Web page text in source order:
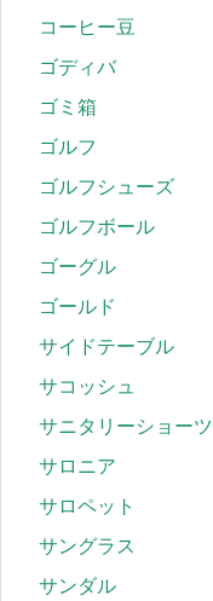
コーヒー豆
ゴディバ
ゴミ箱
ゴルフ
ゴルフシューズ
ゴルフボール
ゴーグル
ゴールド
サイドテーブル
サコッシュ
サニタリーショーツ
サロニア
サロペット
サングラス
サンダル